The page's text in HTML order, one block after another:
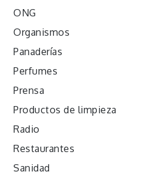
ONG
Organismos
Panaderías
Perfumes
Prensa
Productos de limpieza
Radio
Restaurantes
Sanidad